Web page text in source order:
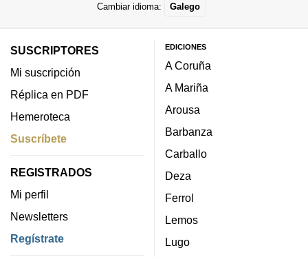
Cambiar idioma: Galego
SUSCRIPTORES
Mi suscripción
Réplica en PDF
Hemeroteca
Suscríbete
REGISTRADOS
Mi perfil
Newsletters
Regístrate
EDICIONES
A Coruña
A Mariña
Arousa
Barbanza
Carballo
Deza
Ferrol
Lemos
Lugo